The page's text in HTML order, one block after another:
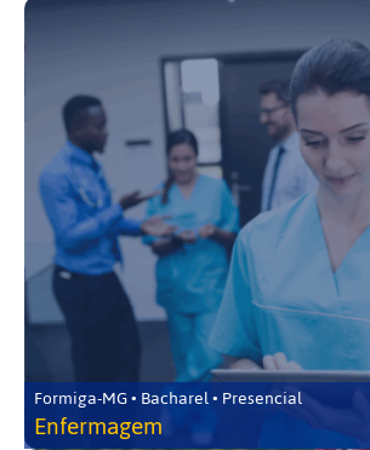
Formiga-MG • Bacharel • Presencial
Enfermagem